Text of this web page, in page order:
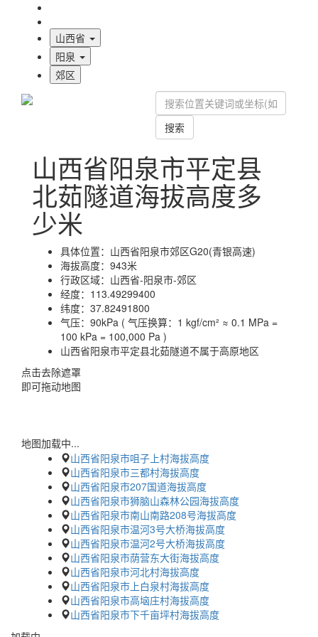
山西省
阳泉
郊区
搜索
山西省阳泉市平定县
北茹隧道海拔高度多
少米
具体位置： 山西省阳泉市郊区G20(青银高速)
海拔高度： 943米
行政区域： 山西省-阳泉市-郊区
经度： 113.49299400
纬度： 37.82491800
气压： 90kPa ( 气压换算：1 kgf/cm² ≈ 0.1 MPa =
100 kPa = 100,000 Pa )
山西省阳泉市平定县北茹隧道不属于高原地区
点击去除遮罩
即可拖动地图
地图加载中...
山西省阳泉市咀子上村海拔高度
山西省阳泉市三都村海拔高度
山西省阳泉市207国道海拔高度
山西省阳泉市狮脑山森林公园海拔高度
山西省阳泉市南山南路208号海拔高度
山西省阳泉市温河3号大桥海拔高度
山西省阳泉市温河2号大桥海拔高度
山西省阳泉市荫营东大街海拔高度
山西省阳泉市河北村海拔高度
山西省阳泉市上白泉村海拔高度
山西省阳泉市高垴庄村海拔高度
山西省阳泉市下千亩坪村海拔高度